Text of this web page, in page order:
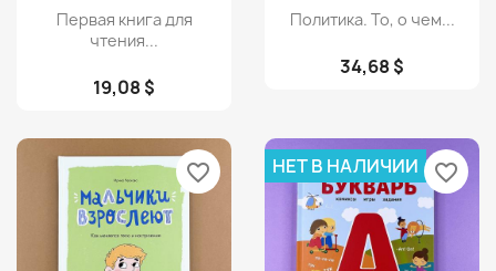
Просмотр
Первая книга для
чтения...
19,08 $
Просмотр
Политика. То, о чем...
34,68 $
favorite_border НЕТ В НАЛИЧИИ favorite_border